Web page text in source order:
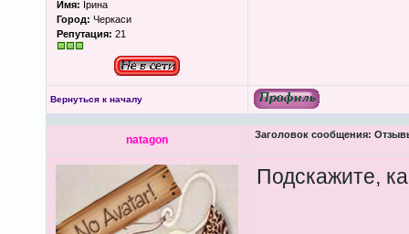
Имя: Ірина
Город: Черкаси
Репутация: 21
Вернуться к началу
natagon Заголовок сообщения:
Подскажите,